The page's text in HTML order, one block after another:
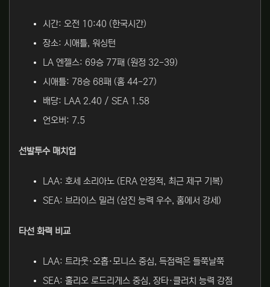
시간: 오전 10:40 (한국시간)
장소: 시애틀, 워싱턴
LA 엔젤스: 69승 77패 (원정 32-39)
시애틀: 78승 68패 (홈 44-27)
배당: LAA 2.40 / SEA 1.58
언오버: 7.5
선발투수 매치업
LAA: 호세 소리아노 (ERA 안정적, 최근 제구 기복)
SEA: 브라이스 밀러 (삼진 능력 우수, 홈에서 강세)
타선 화력 비교
LAA: 트라웃·오홉·모니스 중심, 득점력은 들쭉날쭉
SEA: 훌리오 로드리게스 중심, 장타·클러치 능력 강점